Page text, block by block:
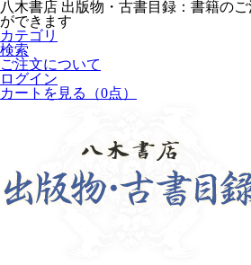
八木書店 出版物・古書目録：書籍の
ができます
カテゴリ
検索
ご注文について
ログイン
カートを見る
（0点）